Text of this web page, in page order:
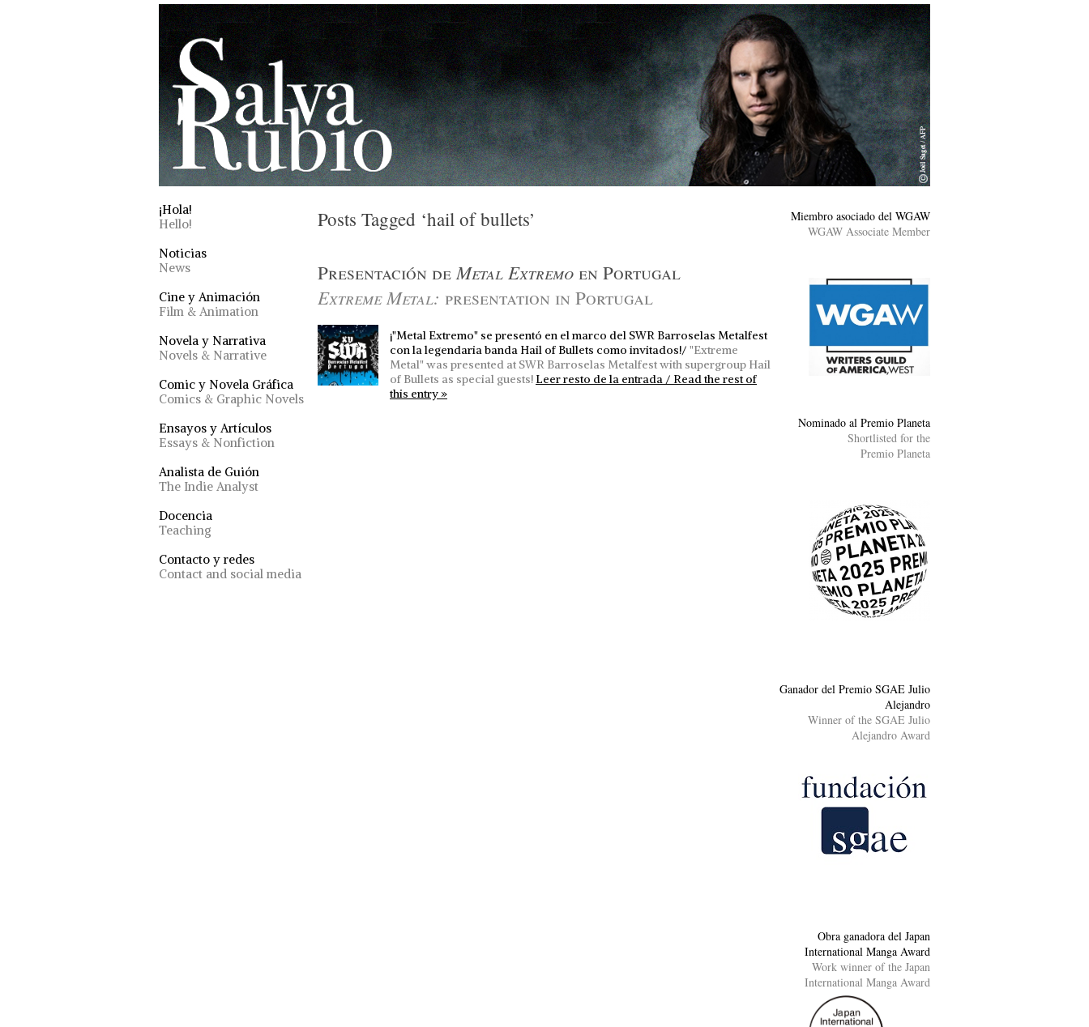
¡Hola!
Hello!
Noticias
News
Cine y Animación
Film & Animation
Novela y Narrativa
Novels & Narrative
Comic y Novela Gráfica
Comics & Graphic Novels
Ensayos y Artículos
Essays & Nonfiction
Analista de Guión
The Indie Analyst
Docencia
Teaching
Contacto y redes
Contact and social media
Posts Tagged ‘hail of bullets’
Presentación deMetal Extremo en Portugal
Extreme Metal: presentation in Portugal
¡"Metal Extremo" se presentó en el marco del SWR Barroselas Metalfest
con la legendaria banda Hail of Bullets como invitados!/ "Extreme
Metal" was presented at SWR Barroselas Metalfest with supergroup Hail
of Bullets as special guests! Leer resto de la entrada / Read the rest of
this entry »
Miembro asociado del WGAW
WGAW Associate Member
Nominado al Premio Planeta
Shortlisted for the
Premio Planeta
Ganador del Premio SGAE Julio
Alejandro
Winner of the SGAE Julio
Alejandro Award
Obra ganadora del Japan
International Manga Award
Work winner of the Japan
International Manga Award